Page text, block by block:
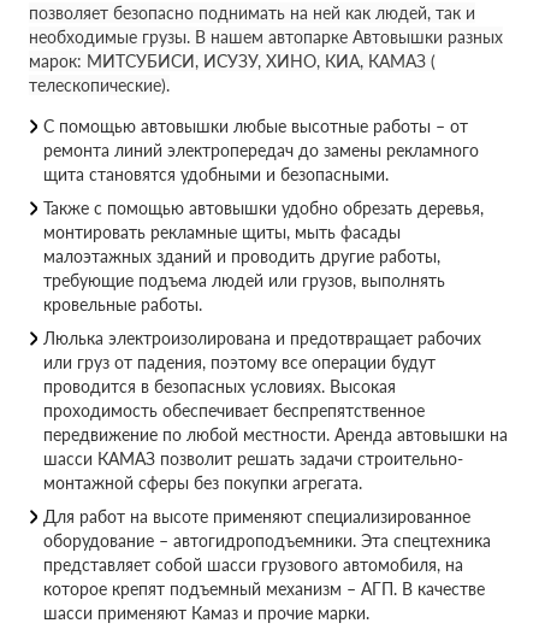
позволяет безопасно поднимать на ней как людей, так и
необходимые грузы. В нашем автопарке Автовышки разных
марок: МИТСУБИСИ, ИСУЗУ, ХИНО, КИА, КАМАЗ (
телескопические).
С помощью автовышки любые высотные работы – от
ремонта линий электропередач до замены рекламного
щита становятся удобными и безопасными.
Также с помощью автовышки удобно обрезать деревья,
монтировать рекламные щиты, мыть фасады
малоэтажных зданий и проводить другие работы,
требующие подъема людей или грузов, выполнять
кровельные работы.
Люлька электроизолирована и предотвращает рабочих
или груз от падения, поэтому все операции будут
проводится в безопасных условиях. Высокая
проходимость обеспечивает беспрепятственное
передвижение по любой местности. Аренда автовышки на
шасси КАМАЗ позволит решать задачи строительно-
монтажной сферы без покупки агрегата.
Для работ на высоте применяют специализированное
оборудование – автогидроподъемники. Эта спецтехника
представляет собой шасси грузового автомобиля, на
которое крепят подъемный механизм – АГП. В качестве
шасси применяют Камаз и прочие марки.